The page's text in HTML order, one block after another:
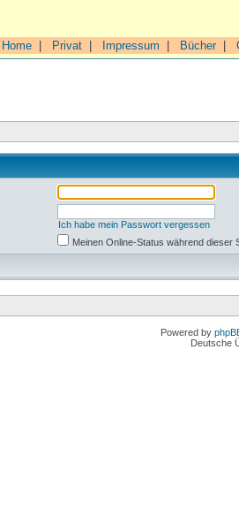
Home Privat Impressum Bücher|
Ich habe mein Passwort vergessen
Meinen Online-Status während dieser
Powered by
Deutsche